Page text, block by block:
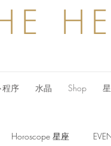
程序 水晶 Shop
Horoscope 星座